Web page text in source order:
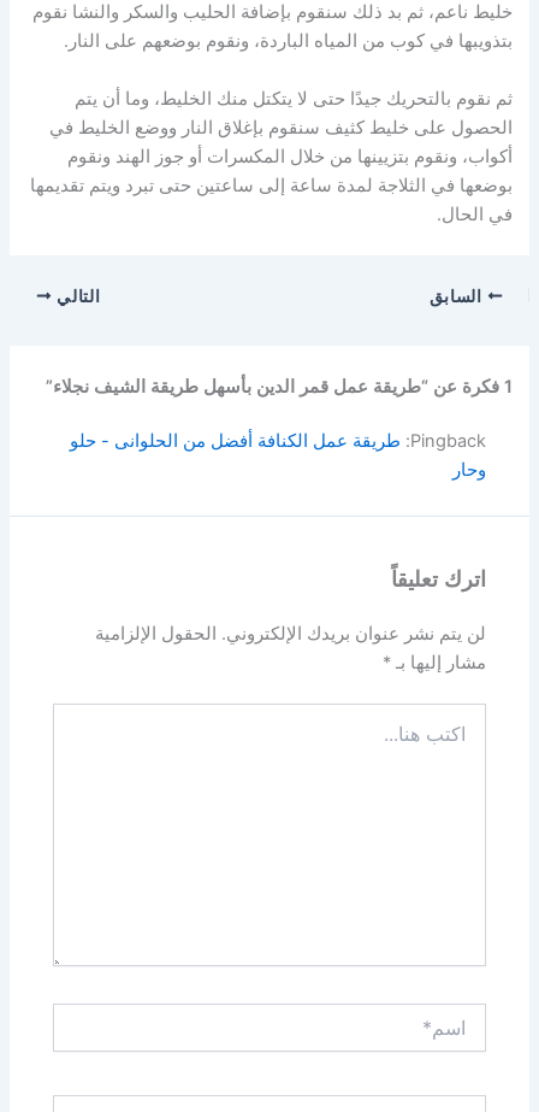
خليط ناعم، ثم بد ذلك سنقوم بإضافة الحليب والسكر والنشا نقوم
بتذويبها في كوب من المياه الباردة، ونقوم بوضعهم على النار.
ثم نقوم بالتحريك جيدًا حتى لا يتكتل منك الخليط، وما أن يتم
الحصول على خليط كثيف سنقوم بإغلاق النار ووضع الخليط في
أكواب، ونقوم بتزيينها من خلال المكسرات أو جوز الهند ونقوم
بوضعها في الثلاجة لمدة ساعة إلى ساعتين حتى تبرد ويتم تقديمها
في الحال.
السابق التالي
1 فكرة عن “طريقة عمل قمر الدين بأسهل طريقة الشيف نجلاء”
Pingback: طريقة عمل الكنافة أفضل من الحلوانى - حلو
وحار
اترك تعليقاً
لن يتم نشر عنوان بريدك الإلكتروني. الحقول الإلزامية
مشار إليها بـ*
هنا...